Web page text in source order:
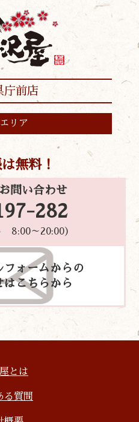
庁前店
リア
無料！
問い合わせ
282
8:00～20:00）
フォームからの
はこちらから
とは
る質問